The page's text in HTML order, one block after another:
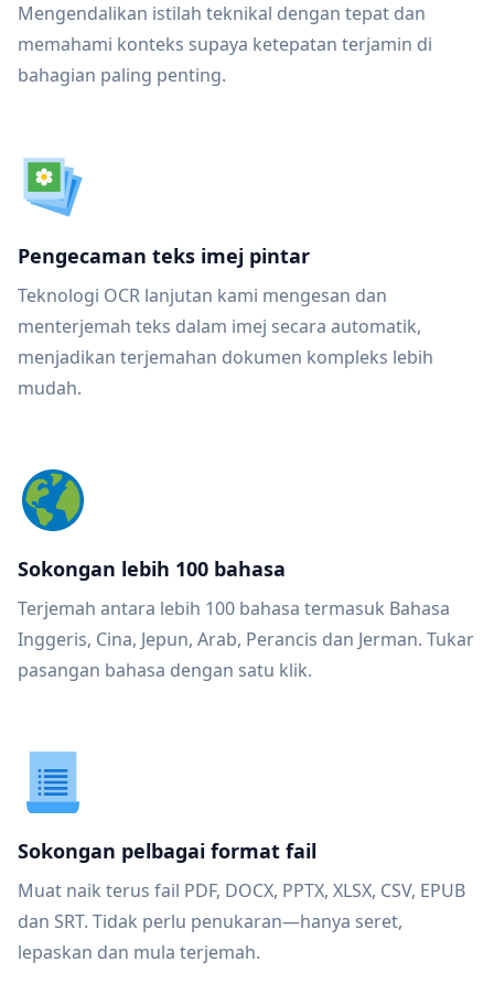
Mengendalikan istilah teknikal dengan tepat dan
memahami konteks supaya ketepatan terjamin di
bahagian paling penting.
Pengecaman teks imej pintar
Teknologi OCR lanjutan kami mengesan dan
menterjemah teks dalam imej secara automatik,
menjadikan terjemahan dokumen kompleks lebih
mudah.
Sokongan lebih 100 bahasa
Terjemah antara lebih 100 bahasa termasuk Bahasa
Inggeris, Cina, Jepun, Arab, Perancis dan Jerman. Tukar
pasangan bahasa dengan satu klik.
Sokongan pelbagai format fail
Muat naik terus fail PDF, DOCX, PPTX, XLSX, CSV, EPUB
dan SRT. Tidak perlu penukaran—hanya seret,
lepaskan dan mula terjemah.